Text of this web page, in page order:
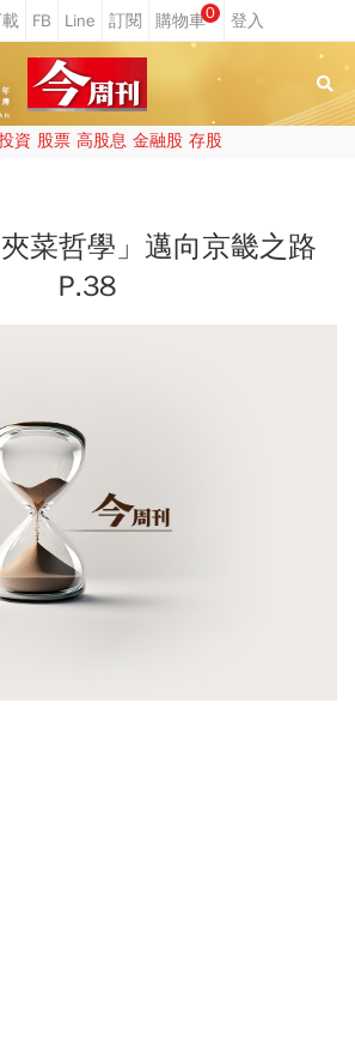
0
資 股票 高股息 金融股 存股
菜哲學」邁向京畿之路
P.38